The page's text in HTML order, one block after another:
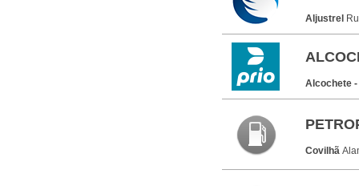
Aljustrel
Alcochete
Covilhã